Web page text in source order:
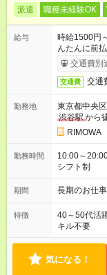
派遣 職種未経験OK
給与
時給1500円
んたんに前
交通費別
交通費 交通
勤務地
東京都中央区
渋谷駅から
RIMOWA
勤務時間
10:00～20:00 実働7.5時間／休憩1.5時間 営業時間に合わ
シフト制
期間 長期のお仕
特徴 40～50代活
キル不要
気になる！